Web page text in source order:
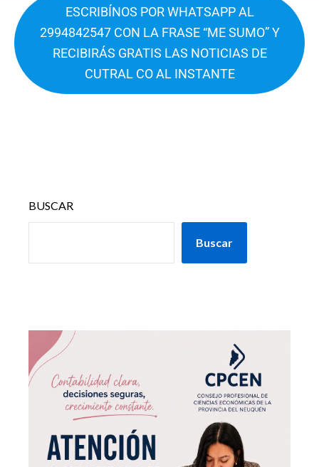
ESCRIBÍNOS POR WHATSAPP AL
2994842547 CON LA FRASE “ME SUMO” Y
RECIBIRÁS GRATIS LAS NOTICIAS DE
CUTRAL CO AL INSTANTE
BUSCAR
Buscar